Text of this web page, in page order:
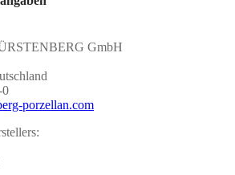
GmbH
0
porzellan.com